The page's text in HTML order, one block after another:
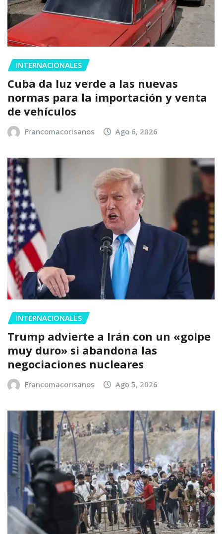
INTERNACIONALES
Cuba da luz verde a las nuevas
normas para la importación y venta
de vehículos
Francomacorisanos Ago 6, 2026
INTERNACIONALES
Trump advierte a Irán con un «golpe
muy duro» si abandona las
negociaciones nucleares
Francomacorisanos Ago 5, 2026